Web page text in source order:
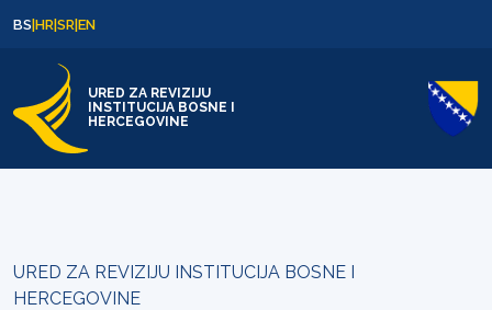
BS|HR|SR|EN
URED ZA REVIZIJU
INSTITUCIJA BOSNE I
HERCEGOVINE
URED ZA REVIZIJU INSTITUCIJA BOSNE I
HERCEGOVINE